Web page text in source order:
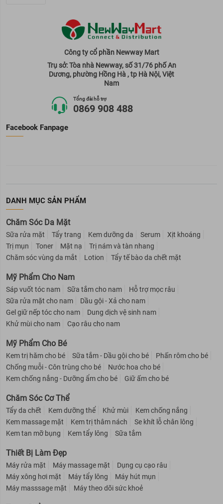
Công ty cổ phần Newway Mart
Trụ sở: Tòa nhà Newway, số 31/76 phố An
Dương, phường Hồng Hà , tp Hà Nội, Việt
Nam
Tổng đài hỗ trợ
0869 908 488
Facebook Fanpage
DANH MỤC SẢN PHẨM
Chăm Sóc Da Mặt
Sữa rửa mặt Tẩy trang Kem dưỡng da Serum
Xịt khoáng
Trị mụn
Toner Mặt nạ
Trị nám và tàn nhang
Chăm sóc vùng da mắt
Lotion Tẩy tế bào da chết mặt
Mỹ Phẩm Cho Nam
Sáp vuốt tóc nam Sữa tắm cho nam
Hỗ trợ mọc râu
Sữa rửa mặt cho nam
Dầu gội - Xả cho nam
Gel giữ nếp tóc cho nam
Dung dịch vệ sinh nam
Khử mùi cho nam
Cạo râu cho nam
Mỹ Phẩm Cho Bé
Kem trị hăm cho bé Sữa tắm - Dầu gội cho bé
Phấn rôm cho bé
Chống muỗi - Côn trùng cho bé
Nước hoa cho bé
Kem chống nắng - Dưỡng ẩm cho bé
Giữ ấm cho bé
Chăm Sóc Cơ Thể
Tẩy da chết Kem dưỡng thể Khử mùi
Kem chống nắng
Kem massage mặt
Kem trị thâm nách
Se khít lỗ chân lông
Kem tan mỡ bụng
Kem tẩy lông Sữa tắm
Thiết Bị Làm Đẹp
Máy rửa mặt Máy massage mặt
Dụng cụ cạo râu
Máy xông hơi mặt
Máy tẩy lông
Máy hút mụn
Máy masssage mặt
Máy theo dõi sức khoẻ